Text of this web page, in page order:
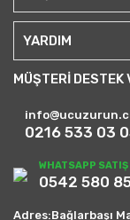
YARDIM
MÜŞTERİ DESTEK
0216 533 03
WHATSAPP
0542 580
Adres:Bağlarbaşı